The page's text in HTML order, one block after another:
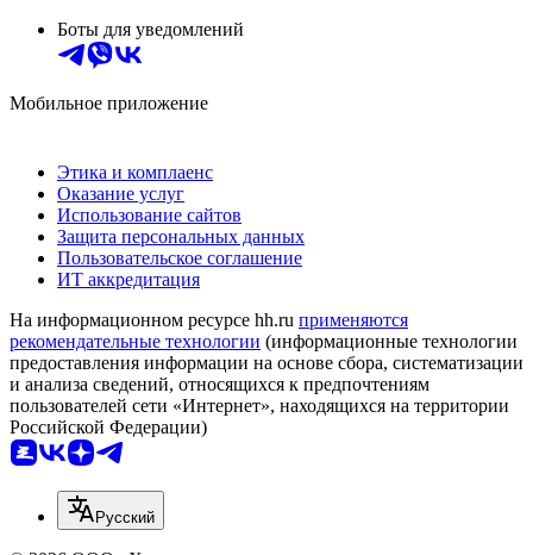
Боты для уведомлений
Мобильное приложение
Этика и комплаенс
Оказание услуг
Использование сайтов
Защита персональных данных
Пользовательское соглашение
ИТ аккредитация
На информационном ресурсе hh.ru применяются
рекомендательные технологии (информационные технологии
предоставления информации на основе сбора, систематизации
и анализа сведений, относящихся к предпочтениям
пользователей сети «Интернет», находящихся на территории
Российской Федерации)
Русский